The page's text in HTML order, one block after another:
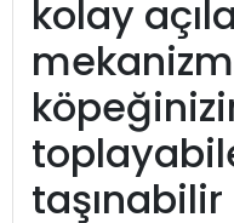
kolay